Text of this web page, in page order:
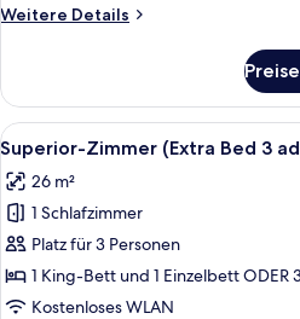
adults
child)
anzeigen
Weitere Details
Weitere
Zimmer
(Extra
Bed
adults
+
child)
Alle
Fotos
für
Superior-
Zimmer
(Extra
Bed
10
Superior-Zimmer (Extra Bed 3
26 m²
1 Schlafzimmer
Platz für 3 Personen
1 King-Bett und 1 Einzelbett ODER
Kostenloses WLAN